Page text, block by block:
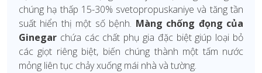
chúng hạ thấp 15-30% svetopropuskaniye và tăng tần
suất hiển thị một số bệnh. Màng chống đọng của
Ginegar chứa các chất phụ gia đặc biệt giúp loại bỏ
các giọt riêng biệt, biến chúng thành một tấm nước
mỏng liên tục chảy xuống mái nhà và tường.